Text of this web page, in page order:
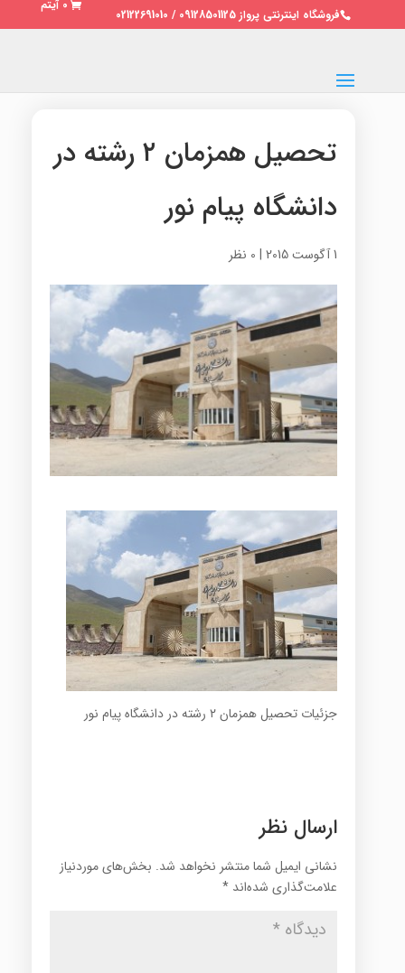
فروشگاه اینترنتی پرواز 09128501125 / 02122691010
0 آیتم
تحصیل همزمان ۲ رشته در
دانشگاه پیام نور
1 آگوست 2015 | 0 نظر
جزئیات تحصیل همزمان ۲ رشته در دانشگاه پیام نور
ارسال نظر
نشانی ایمیل شما منتشر نخواهد شد. بخش‌های موردنیاز
علامت‌گذاری شده‌اند *